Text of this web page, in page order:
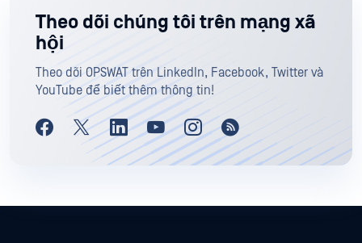
Theo dõi chúng tôi trên mạng xã
hội
Theo dõi OPSWAT trên LinkedIn, Facebook, Twitter và
YouTube để biết thêm thông tin!